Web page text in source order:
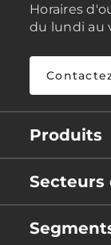
Horaires
du lundi au
Produits